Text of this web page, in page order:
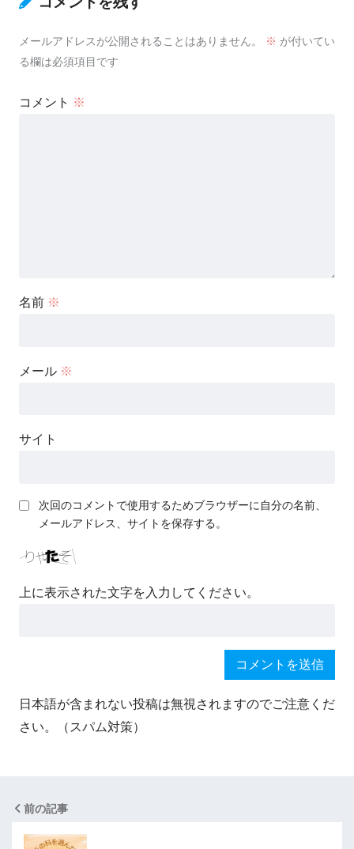
メールアドレスが公開されることはありません。 ※ が付いてい
る欄は必須項目です
コメント ※
名前 ※
メール ※
サイト
次回のコメントで使用するためブラウザーに自分の名前、
メールアドレス、サイトを保存する。
上に表示された文字を入力してください。
日本語が含まれない投稿は無視されますのでご注意くだ
さい。（スパム対策）
前の記事